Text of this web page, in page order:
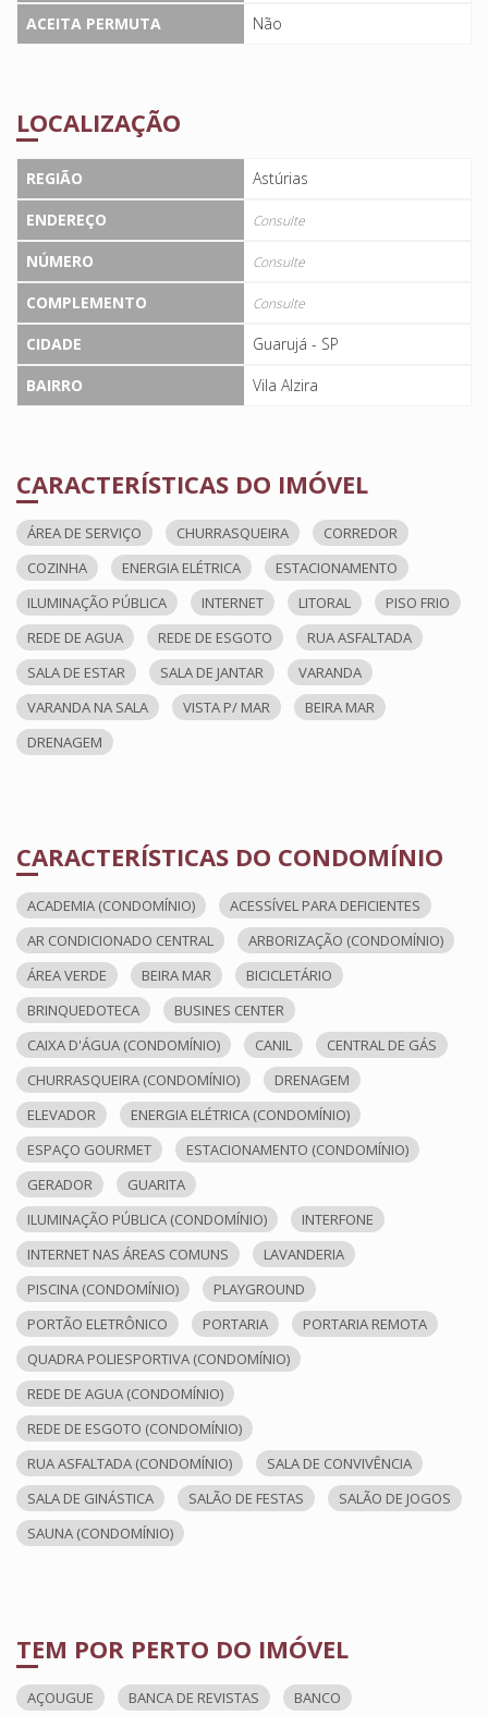
ACEITA PERMUTA Não
LOCALIZAÇÃO
REGIÃO
Astúrias
ENDEREÇO
Consulte
NÚMERO Consulte
COMPLEMENTO Consulte
CIDADE
Guarujá - SP
BAIRRO
Vila Alzira
CARACTERÍSTICAS DO IMÓVEL
ÁREA DE SERVIÇO CHURRASQUEIRA
CORREDOR
COZINHA
ENERGIA ELÉTRICA
ESTACIONAMENTO
ILUMINAÇÃO PÚBLICA
INTERNET LITORAL
PISO FRIO
REDE DE AGUA
REDE DE ESGOTO
RUA ASFALTADA
SALA DE ESTAR
SALA DE JANTAR
VARANDA
VARANDA NA SALA
VISTA P/ MAR
BEIRA MAR
DRENAGEM
CARACTERÍSTICAS DO CONDOMÍNIO
ACADEMIA (CONDOMÍNIO)
ACESSÍVEL PARA DEFICIENTES
AR CONDICIONADO CENTRAL
ARBORIZAÇÃO (CONDOMÍNIO)
ÁREA VERDE
BEIRA MAR
BICICLETÁRIO
BRINQUEDOTECA
BUSINES CENTER
CAIXA D'ÁGUA (CONDOMÍNIO)
CANIL
CENTRAL DE GÁS
CHURRASQUEIRA (CONDOMÍNIO)
DRENAGEM
ELEVADOR
ENERGIA ELÉTRICA (CONDOMÍNIO)
ESPAÇO GOURMET
ESTACIONAMENTO (CONDOMÍNIO)
GERADOR
GUARITA
ILUMINAÇÃO PÚBLICA (CONDOMÍNIO)
INTERFONE
INTERNET NAS ÁREAS COMUNS
LAVANDERIA
PISCINA (CONDOMÍNIO)
PLAYGROUND
PORTÃO ELETRÔNICO
PORTARIA
PORTARIA REMOTA
QUADRA POLIESPORTIVA (CONDOMÍNIO)
REDE DE AGUA (CONDOMÍNIO)
REDE DE ESGOTO (CONDOMÍNIO)
RUA ASFALTADA (CONDOMÍNIO)
SALA DE CONVIVÊNCIA
SALA DE GINÁSTICA
SALÃO DE FESTAS
SALÃO DE JOGOS
SAUNA (CONDOMÍNIO)
TEM POR PERTO DO IMÓVEL
AÇOUGUE BANCA DE REVISTAS
BANCO